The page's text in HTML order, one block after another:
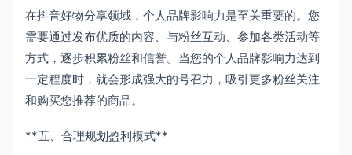
在抖音好物分享领域，个人品牌影响力是至关重要的。您
需要通过发布优质的内容、与粉丝互动、参加各类活动等
方式，逐步积累粉丝和信誉。当您的个人品牌影响力达到
一定程度时，就会形成强大的号召力，吸引更多粉丝关注
和购买您推荐的商品。
**五、合理规划盈利模式**